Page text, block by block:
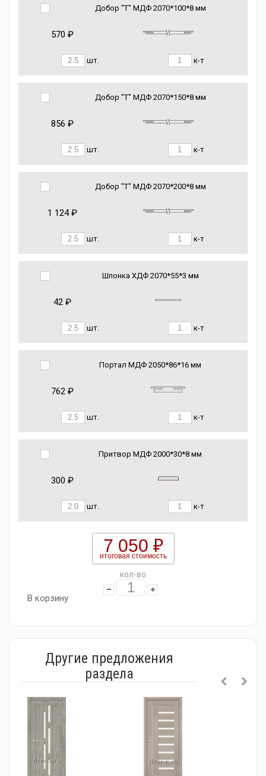
Добор "Т" МДФ 2070*100*8 мм
570 ₽
шт. к-т
Добор "Т" МДФ 2070*150*8 мм
856 ₽
шт. к-т
Добор "Т" МДФ 2070*200*8 мм
1 124 ₽
шт. к-т
Шпонка ХДФ 2070*55*3 мм
42 ₽
шт. к-т
Портал МДФ 2050*86*16 мм
762 ₽
шт. к-т
Притвор МДФ 2000*30*8 мм
300 ₽
шт. к-т
7 050 ₽
итоговая стоимость
кол-во
В корзину
Другие предложения
раздела